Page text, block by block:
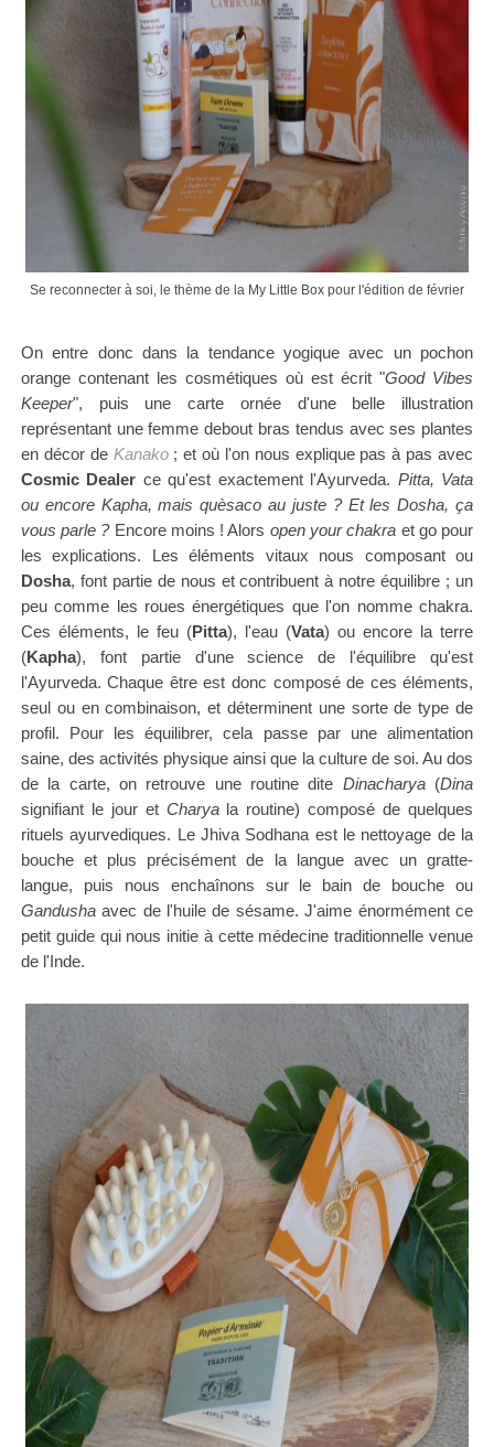
Se reconnecter à soi, le thème de la My Little Box pour l'édition de février
On entre donc dans la tendance yogiqueavec un pochon
orange contenant les cosmétiques où est écrit "Good Vibes
Keeper", puis une carte ornée d'une belle illustration
représentant une femme debout bras tendus avec ses plantes
en décor de Kanako; et où l'on nous explique pas à pas avec
Cosmic Dealer ce qu'est exactement l'Ayurveda. Pitta, Vata
ou encore Kapha, mais quèsaco au juste ? Et les Dosha, ça
vous parle ?Encore moins ! Alors open your chakra et go pour
les explications. Les éléments vitaux nous composant ou
Dosha, font partie de nous et contribuent à notre équilibre ; un
peu comme les roues énergétiques que l'on nomme chakra.
Ces éléments, le feu (Pitta), l'eau (Vata) ou encore la terre
(Kapha), font partie d'une science de l'équilibre qu'est
l'Ayurveda. Chaque être est donc composé de ces éléments,
seul ou en combinaison, et déterminent une sorte de type de
profil. Pour les équilibrer, cela passe par une alimentation
saine, des activités physique ainsi que la culture de soi. Au dos
de la carte, on retrouve une routine dite Dinacharya(Dina
signifiant le jour et Charyala routine) composé de quelques
rituels ayurvediques. Le Jhiva Sodhana est le nettoyage de la
bouche et plus précisément de la langue avec un gratte-
langue, puis nous enchaînons sur le bain de bouche ou
Gandushaavec de l'huile de sésame. J'aime énormément ce
petit guide qui nous initie à cette médecine traditionnelle venue
de l'Inde.